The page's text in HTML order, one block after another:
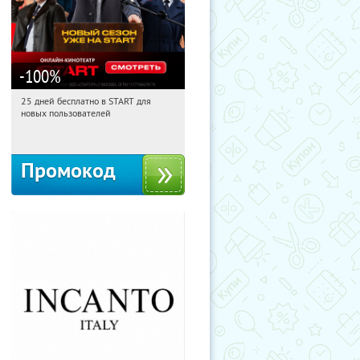
-100%
11:45:20
Получи первым!
25 дней бесплатно в START для
новых пользователей
Промокод